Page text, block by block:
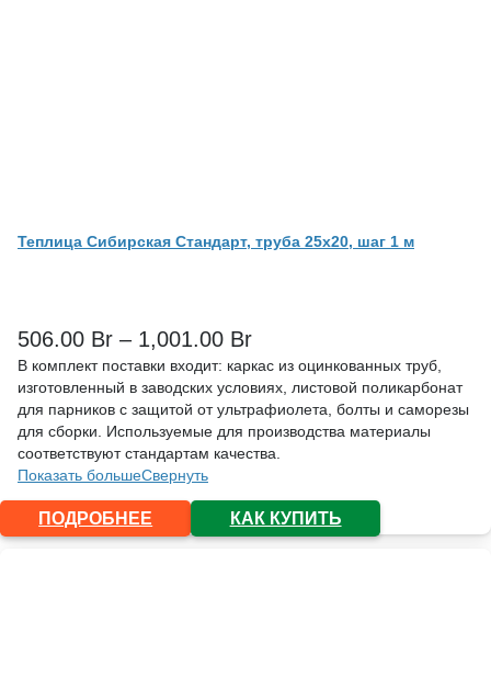
Теплица Сибирская Стандарт, труба 25х20, шаг 1 м
506.00 Br – 1,001.00 Br
В комплект поставки входит: каркас из оцинкованных труб,
изготовленный в заводских условиях, листовой поликарбонат
для парников с защитой от ультрафиолета, болты и саморезы
для сборки. Используемые для производства материалы
соответствуют стандартам качества.
Показать большеСвернуть
ПОДРОБНЕЕ КАК КУПИТЬ